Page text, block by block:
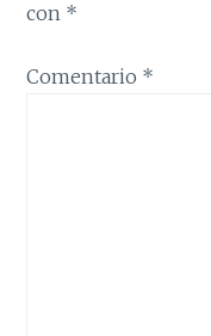
con *
Comentario *